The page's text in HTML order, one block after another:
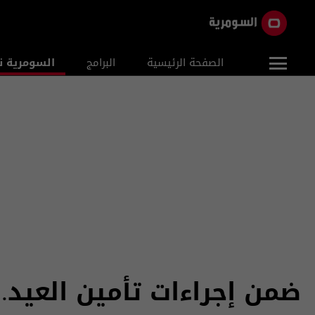
الصفحة الرئيسية البرامج السومرية
ضمن إجراءات تأمين العيد.. عمليات